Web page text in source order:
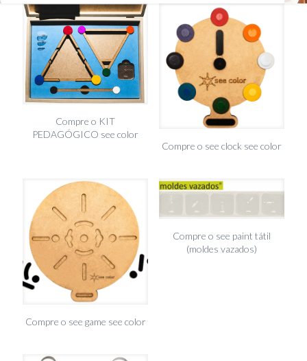
Compre o KIT
PEDAGÓGICO see color
Compre o see clock see color
Compre o see game see color
Compre o see paint tátil
(moldes vazados)